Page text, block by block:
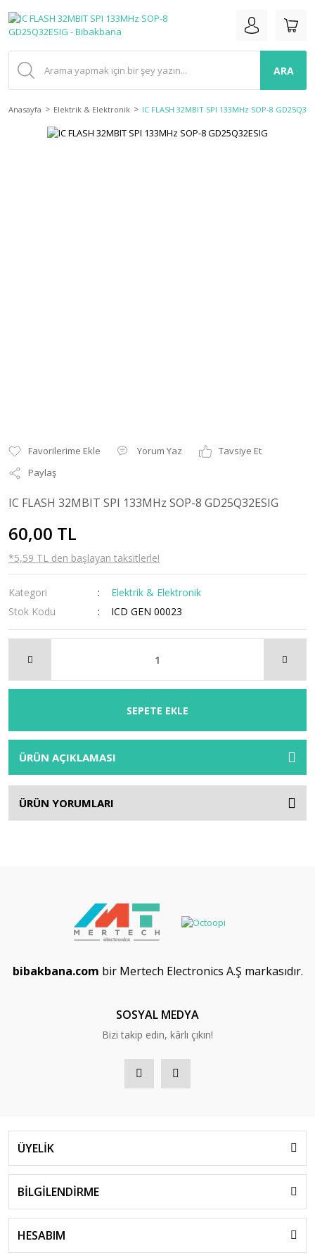
ARA
Anasayfa Elektrik & Elektronik IC FLASH 32MBIT SPI 133MHz SOP-8
Yorum Yaz
Tavsiye Et
Paylaş
IC FLASH 32MBIT SPI 133MHz SOP-8 GD25Q32ESIG
60,00 TL
*5,59 TL den başlayan taksitlerle!
Kategori
Elektrik & Elektronik
Stok Kodu
ICD GEN 00023
SEPETE EKLE
ÜRÜN AÇIKLAMASI
ÜRÜN YORUMLARI
bibakbana.com bir Mertech Electronics A.Ş markasıdır.
SOSYAL MEDYA
Bizi takip edin, kârlı çıkın!
ÜYELİK
BİLGİLENDİRME
HESABIM